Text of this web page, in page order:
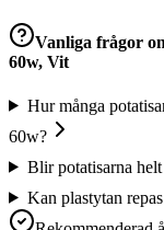
Vanliga frågor
60w, Vit
Hur många
60w?
Blir potatisarna
Kan plastytan